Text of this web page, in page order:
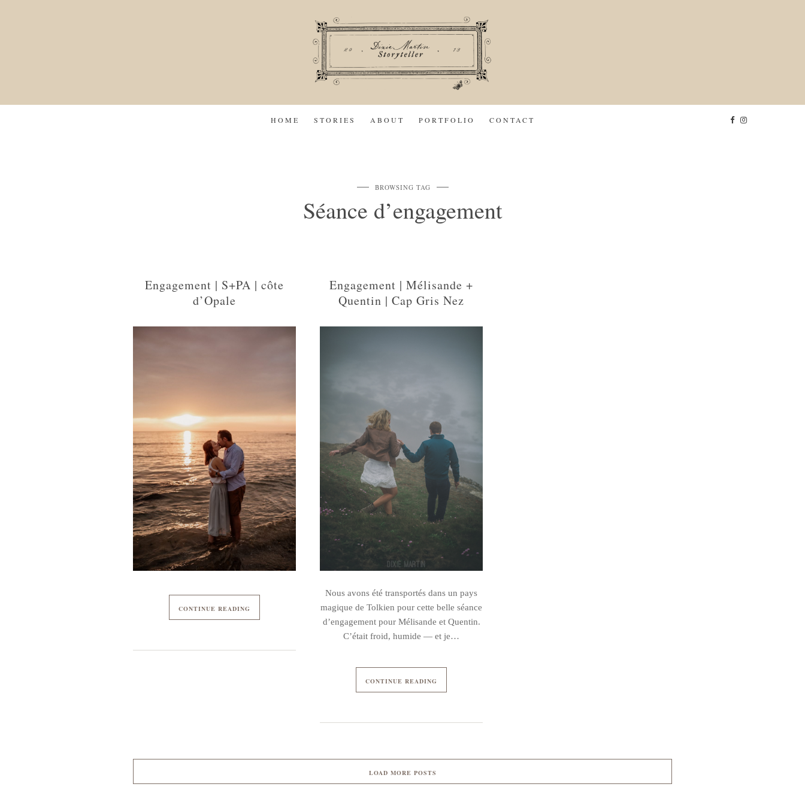
HOME STORIES ABOUT PORTFOLIO CONTACT
BROWSING TAG
Séance d’engagement
Engagement | S+PA | côte
d’Opale
CONTINUE READING
Engagement | Mélisande +
Quentin | Cap Gris Nez
Nous avons été transportés dans un pays
magique de Tolkien pour cette belle séance
d’engagement pour Mélisande et Quentin.
C’était froid, humide — et je…
CONTINUE READING
LOAD MORE POSTS